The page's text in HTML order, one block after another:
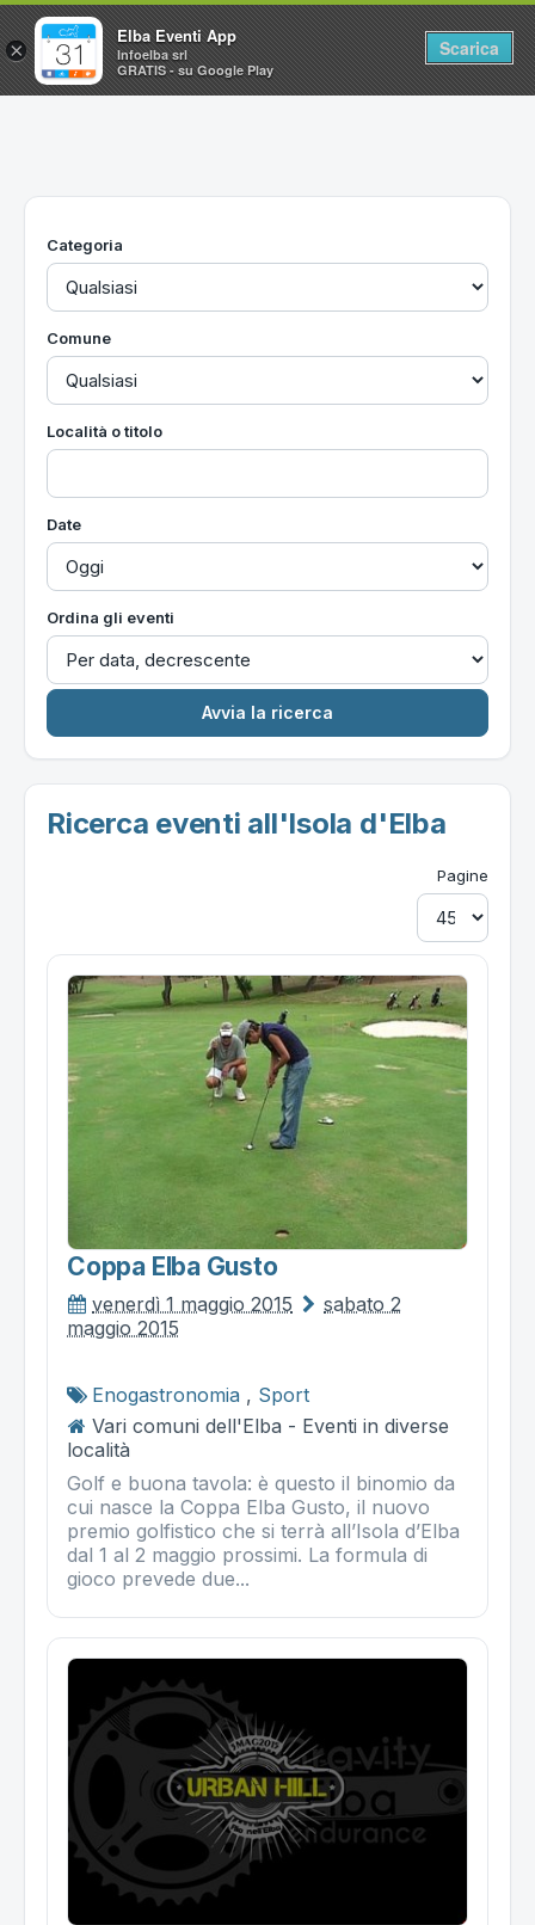
Home
Utilità
Categoria
Comune
Località o titolo
Date
Ordina gli eventi
Ricerca eventi all'Isola d'Elba
Pagine
Coppa Elba Gusto
venerdì 1 maggio 2015
sabato 2
maggio 2015
Enogastronomia , Sport
Vari comuni dell'Elba - Eventi in diverse
località
Golf e buona tavola: è questo il binomio da
cui nasce la Coppa Elba Gusto, il nuovo
premio golfistico che si terrà all’Isola d’Elba
dal 1 al 2 maggio prossimi. La formula di
gioco prevede due...
×
Elba Eventi App
Infoelba srl
GRATIS - su Google Play
Scarica